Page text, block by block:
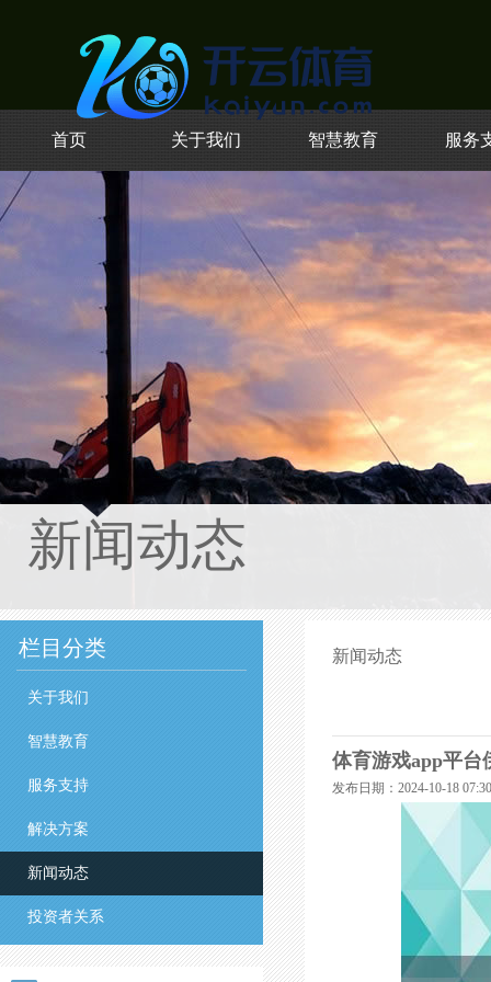
首页 关于我们 智慧教育 服务
新闻动态
栏目分类
关于我们
智慧教育
服务支持
解决方案
新闻动态
投资者关系
新闻动态
体育游戏app平台
发布日期：2024-10-18